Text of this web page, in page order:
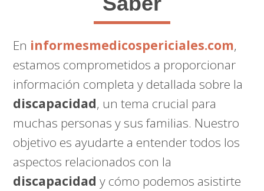
En informesmedicospericiales.com,
estamos comprometidos a proporcionar
información completa y detallada sobre la
discapacidad, un tema crucial para
muchas personas y sus familias. Nuestro
objetivo es ayudarte a entender todos los
aspectos relacionados con la
discapacidady cómo podemos asistirte